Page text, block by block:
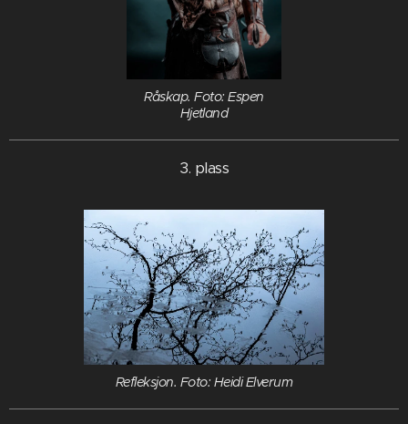
Råskap. Foto: Espen
Hjetland
3. plass
Refleksjon. Foto: Heidi Elverum